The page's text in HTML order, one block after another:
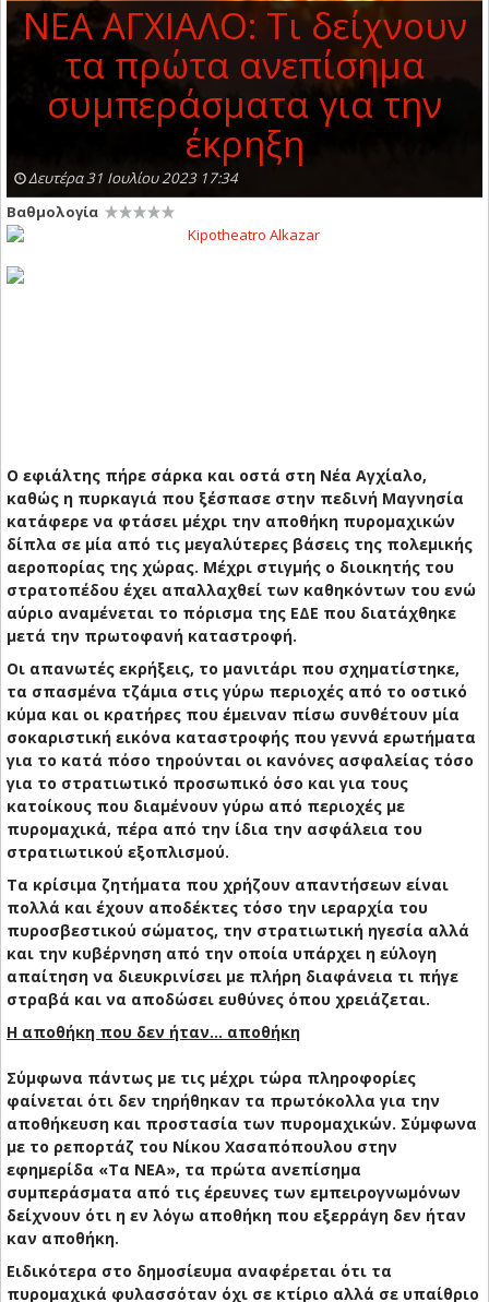
ΝΕΑ ΑΓΧΙΑΛΟ: Τι δείχνουν
τα πρώτα ανεπίσημα
συμπεράσματα για την
έκρηξη
Δευτέρα 31 Ιουλίου 2023 17:34
Βαθμολογία
Ο εφιάλτης πήρε σάρκα και οστά στη Νέα Αγχίαλο,
καθώς η πυρκαγιά που ξέσπασε στην πεδινή Μαγνησία
κατάφερε να φτάσει μέχρι την αποθήκη πυρομαχικών
δίπλα σε μία από τις μεγαλύτερες βάσεις της πολεμικής
αεροπορίας της χώρας. Μέχρι στιγμής ο διοικητής του
στρατοπέδου έχει απαλλαχθεί των καθηκόντων του ενώ
αύριο αναμένεται το πόρισμα της ΕΔΕ που διατάχθηκε
μετά την πρωτοφανή καταστροφή.
Οι απανωτές εκρήξεις, το μανιτάρι που σχηματίστηκε,
τα σπασμένα τζάμια στις γύρω περιοχές από το οστικό
κύμα και οι κρατήρες που έμειναν πίσω συνθέτουν μία
σοκαριστική εικόνα καταστροφής που γεννά ερωτήματα
για το κατά πόσο τηρούνται οι κανόνες ασφαλείας τόσο
για το στρατιωτικό προσωπικό όσο και για τους
κατοίκους που διαμένουν γύρω από περιοχές με
πυρομαχικά, πέρα από την ίδια την ασφάλεια του
στρατιωτικού εξοπλισμού.
Τα κρίσιμα ζητήματα που χρήζουν απαντήσεων είναι
πολλά και έχουν αποδέκτες τόσο την ιεραρχία του
πυροσβεστικού σώματος, την στρατιωτική ηγεσία αλλά
και την κυβέρνηση από την οποία υπάρχει η εύλογη
απαίτηση να διευκρινίσει με πλήρη διαφάνεια τι πήγε
στραβά και να αποδώσει ευθύνες όπου χρειάζεται.
Η αποθήκη που δεν ήταν… αποθήκη
Σύμφωνα πάντως με τις μέχρι τώρα πληροφορίες
φαίνεται ότι δεν τηρήθηκαν τα πρωτόκολλα για την
αποθήκευση και προστασία των πυρομαχικών. Σύμφωνα
με το ρεπορτάζ του Νίκου Χασαπόπουλου στην
εφημερίδα «Τα ΝΕΑ», τα πρώτα ανεπίσημα
συμπεράσματα από τις έρευνες των εμπειρογνωμόνων
δείχνουν ότι η εν λόγω αποθήκη που εξερράγη δεν ήταν
καν αποθήκη.
Ειδικότερα στο δημοσίευμα αναφέρεται ότι τα
πυρομαχικά φυλασσόταν όχι σε κτίριο αλλά σε υπαίθριο